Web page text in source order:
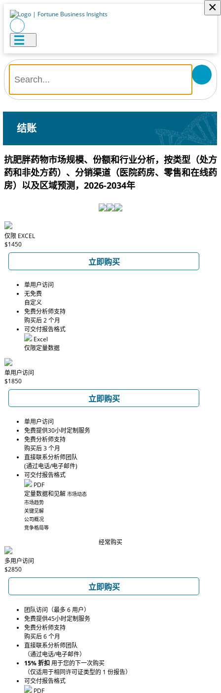
×
结账
抗肥胖药物市场规模、份额和行业分析，按类型（处方
药和非处方药）、分销渠道（医院药房、零售和在线药
房）以及区域预测，2026-2034年
仅限 EXCEL
$1450
立即购买
单用户访问
无免费
自定义
免费分析师支持
购买后 2 个月
可交付报告格式
Excel
仅限定量数据
单用户访问
$1850
立即购买
单用户访问
免费提供30小时定制服务
免费分析师支持
购买后 3 个月
直接联系分析师团队
(通过电话/电子邮件)
可交付报告格式
PDF
定量数据和见解 市场动态
市场趋势
关键见解
公司概况
竞争格局等
经常购买
多用户访问
$2850
立即购买
团队访问（最多 6 用户）
免费提供45小时定制服务
免费分析师支持
购买后 6 个月
直接联系分析师团队
（通过电话/电子邮件）
15% 折扣用于您的下一次购买
（仅适用于相同许可证类型的 1 份报告）
可交付报告格式
PDF